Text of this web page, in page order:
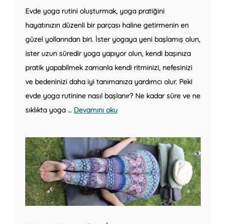
Evde yoga rutini oluşturmak, yoga pratiğini
hayatınızın düzenli bir parçası haline getirmenin en
güzel yollarından biri. İster yogaya yeni başlamış olun,
ister uzun süredir yoga yapıyor olun, kendi başınıza
pratik yapabilmek zamanla kendi ritminizi, nefesinizi
ve bedeninizi daha iyi tanımanıza yardımcı olur. Peki
evde yoga rutinine nasıl başlanır? Ne kadar süre ve ne
sıklıkta yoga … Devamını oku